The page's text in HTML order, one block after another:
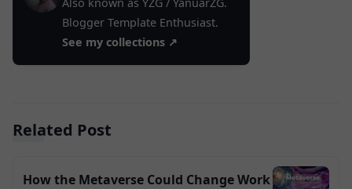
Blogger Template Enthusiast.
See my collections ↗
Related Post
How the Metaverse Could Change Work